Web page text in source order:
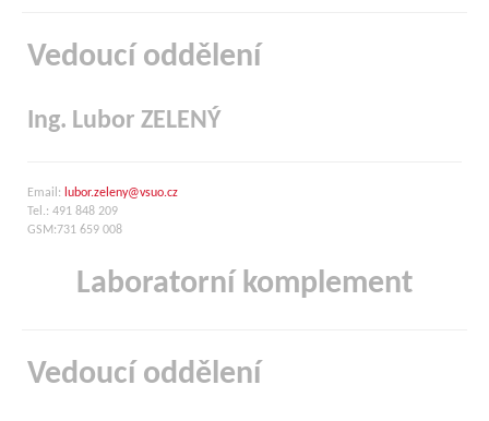
Vedoucí oddělení
Ing. Lubor ZELENÝ
Email: lubor.zeleny@vsuo.cz
Tel.: 491 848 209
GSM:731 659 008
Laboratorní komplement
Vedoucí oddělení